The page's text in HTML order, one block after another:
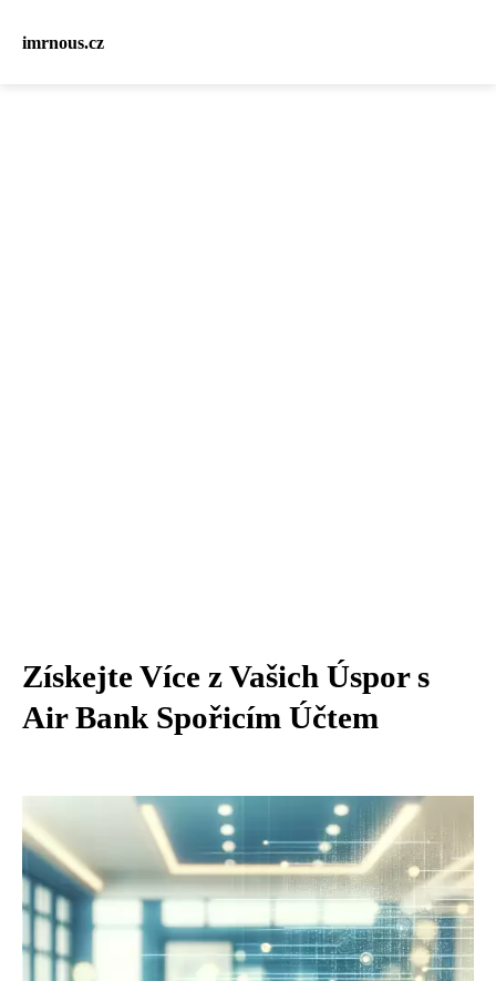
imrnous.cz
Získejte Více z Vašich Úspor s
Air Bank Spořicím Účtem